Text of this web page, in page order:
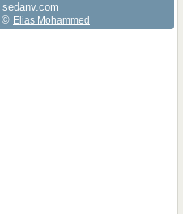
© Elias Mohammed